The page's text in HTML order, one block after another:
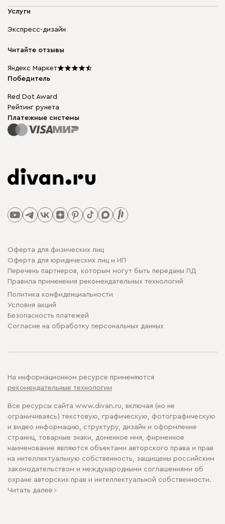
Доставка и оплата
диван.клуб
Мы в прессе
Мягкая мебель
Бескаркасная мебель
Столы и стулья
Услуги
Экспресс-дизайн
Читайте отзывы
Яндекс Маркет
Победитель
Red Dot Award
Рейтинг рунета
Платежные системы
Оферта для физических лиц
Оферта для юридических лиц и ИП
Перечень партнеров, которым могут быть переданы ПД
Правила применения рекомендательных технологий
Политика конфиденциальности
Условия акций
Безопасность платежей
Cогласие на обработку персональных данных
На информационном ресурсе применяются
рекомендательные технологии
Все ресурсы сайта www.divan.ru, включая (но не
ограничиваясь) текстовую, графическую, фотографическую
и видео информацию, структуру, дизайн и оформление
страниц, товарные знаки, доменное имя, фирменное
наименование являются объектами авторского права и прав
на интеллектуальную собственность, защищены российским
законодательством и международными соглашениями об
охране авторских прав и интеллектуальной собственности.
Читать далее